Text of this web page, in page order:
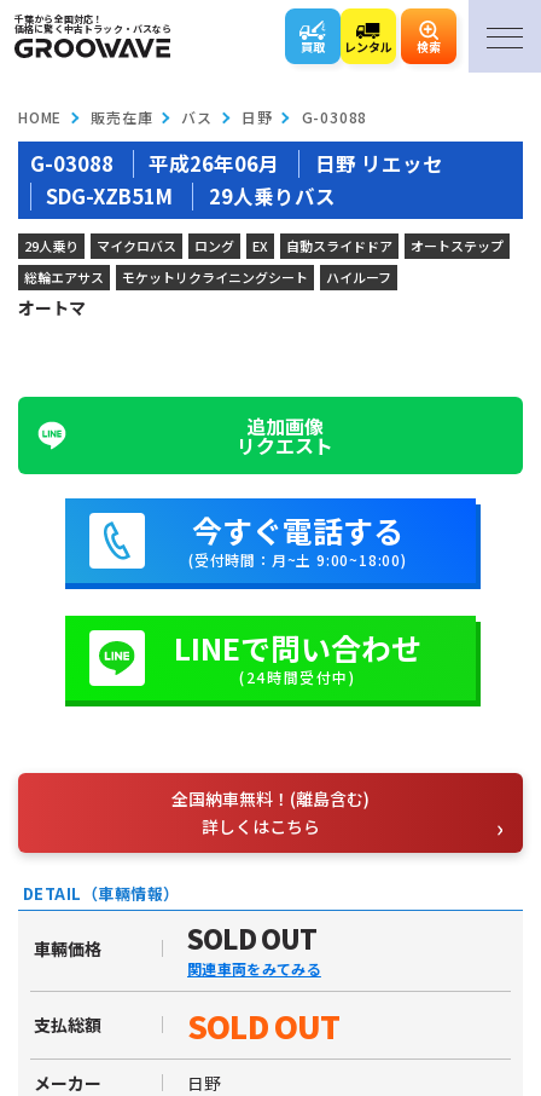
千葉から全国対応！
価格に驚く中古トラック・バスなら
買取 レンタル 検索
HOME 販売在庫 バス 日野 G-03088
G-03088 平成26年06月
日野 リエッセ
SDG-XZB51M
29人乗りバス
29人乗り マイクロバス ロング EX 自動スライドドア
オートステップ
総輪エアサス
モケットリクライニングシート ハイルーフ
オートマ
追加画像
リクエスト
今すぐ電話する
(受付時間：月~土 9:00~18:00)
LINEで問い合わせ
(24時間受付中)
全国納車無料！(離島含む)
詳しくはこちら
DETAIL（車輛情報）
車輛価格 SOLD OUT
関連車両をみてみる
支払総額 SOLD OUT
メーカー 日野